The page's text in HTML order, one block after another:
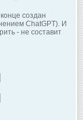
конце создан
ChatGPT). И
- не составит